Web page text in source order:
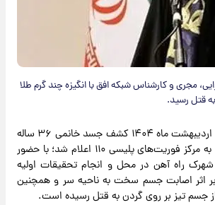
مجری و کارشناس شبکه افق با انگیزه چند گرم طلا
قتل رسید.
، ۱۶ اردیبهشت ماه ۱۴۰۴ کشف جسد خانمی ۳۶ ساله
توسط اعضای خانواده به مرکز فوریت‌های پلیسی ۱۱۰ اعلام شد؛ با حضور
مأموران کلانتری ۱۴۱ شهرک راه آهن در محل و انجام تحقیقات اولیه
اثر اصابت جسم سخت به ناحیه سر و همچنین
جسم تیز بر روی گردن به قتل رسیده است.